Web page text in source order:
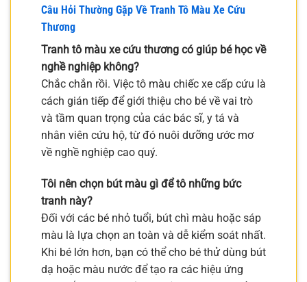
Câu Hỏi Thường Gặp Về Tranh Tô Màu Xe Cứu
Thương
Tranh tô màu xe cứu thương có giúp bé học về
nghề nghiệp không?
Chắc chắn rồi. Việc tô màu chiếc xe cấp cứu là
cách gián tiếp để giới thiệu cho bé về vai trò
và tầm quan trọng của các bác sĩ, y tá và
nhân viên cứu hộ, từ đó nuôi dưỡng ước mơ
về nghề nghiệp cao quý.
Tôi nên chọn bút màu gì để tô những bức
tranh này?
Đối với các bé nhỏ tuổi, bút chì màu hoặc sáp
màu là lựa chọn an toàn và dễ kiểm soát nhất.
Khi bé lớn hơn, bạn có thể cho bé thử dùng bút
dạ hoặc màu nước để tạo ra các hiệu ứng